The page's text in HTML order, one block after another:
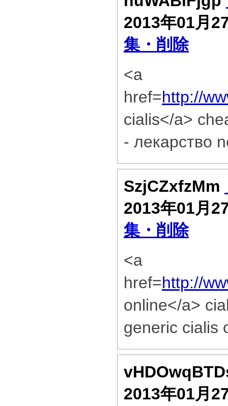
2013年01月
集・削除
<a
href=http://
cialis</a>
- лекарство
SzjCZxfzMm
2013年01月
集・削除
<a
href=http://
online</a>
generic cialis
2013年01月